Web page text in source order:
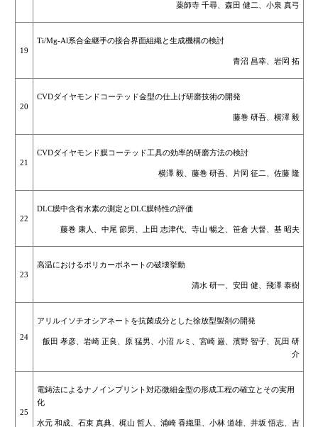
薬師寺 千尋、森田 健二、小泉 真弓
19
Ti/Mg-Al系合金継手の接合界面組織と生成機構の検討
青沼 昌幸、岩岡 拓
20
CVDダイヤモンドコーテッド金型の仕上げ研磨技術の開発
藤巻 研吾、横澤 毅
21
CVDダイヤモンド膜コーテッド工具の効率的研磨方法の検討
横澤 毅、藤巻 研吾、片岡 征二、佐藤 隆
22
DLC膜中含有水素の測定とDLC膜特性の評価
藤巻 康人、中尾 節男、上田 志津代、寺山 暢之、笹倉 大督、基 昭夫
23
高温におけるポリカーボネートの破壊挙動
清水 研一、安田 健、飛澤 泰樹
24
アリルイソチオシアネートを抗菌成分とした徐放型製剤の開発
飯田 孝彦、岩崎 正良、原 猛男、小沼 ルミ、宮崎 巌、濱野 智子、瓦田 研
介
25
電鋳法によるナノインプリント対応微細金型の形成工程の確立とその実用
化
水元 和成、石束 真典、梶山 哲人、浦崎 香織里、小林 道雄、井坂 悟志、吉